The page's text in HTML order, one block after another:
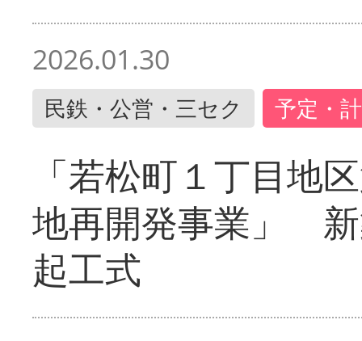
2026.01.30
民鉄・公営・三セク 予定・
「若松町１丁目地
地再開発事業」
起工式